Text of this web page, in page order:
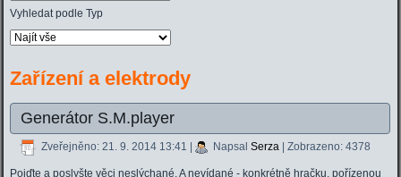
Vyhledat podle Typ
Zařízení a elektrody
Generátor S.M.player
Zveřejněno: 21. 9. 2014 13:41 | NapsalSerza | Zobrazeno: 4378
Pojďte a poslyšte věci neslýchané. A nevídané - konkrétně hračku, pořízenou